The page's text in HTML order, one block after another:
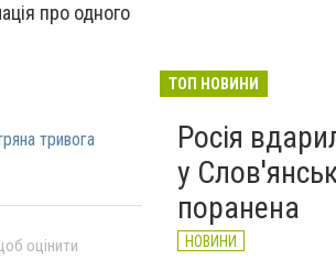
про одного
тривога
оцінити
районів
НОВИНИ
ТОП НОВИНИ
Росія
у
поранена
НОВИНИ